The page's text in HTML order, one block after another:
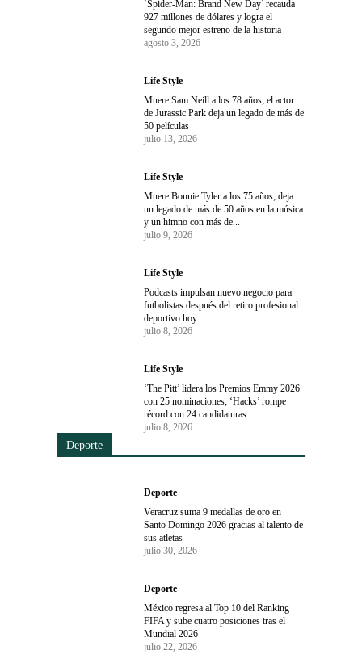
‘Spider-Man: Brand New Day’ recauda
927 millones de dólares y logra el
segundo mejor estreno de la historia
agosto 3, 2026
Life Style
Muere Sam Neill a los 78 años; el actor
de Jurassic Park deja un legado de más de
50 películas
julio 13, 2026
Life Style
Muere Bonnie Tyler a los 75 años; deja
un legado de más de 50 años en la música
y un himno con más de...
julio 9, 2026
Life Style
Podcasts impulsan nuevo negocio para
futbolistas después del retiro profesional
deportivo hoy
julio 8, 2026
Life Style
‘The Pitt’ lidera los Premios Emmy 2026
con 25 nominaciones; ‘Hacks’ rompe
récord con 24 candidaturas
julio 8, 2026
Deporte
Deporte
Veracruz suma 9 medallas de oro en
Santo Domingo 2026 gracias al talento de
sus atletas
julio 30, 2026
Deporte
México regresa al Top 10 del Ranking
FIFA y sube cuatro posiciones tras el
Mundial 2026
julio 22, 2026